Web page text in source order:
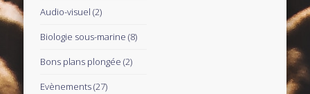
Audio-visuel (2)
Biologie sous-marine (8)
Bons plans plongée (2)
Evènements(27)